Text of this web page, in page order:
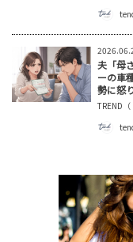
夫「母
ーの車
勢に怒
TREND（